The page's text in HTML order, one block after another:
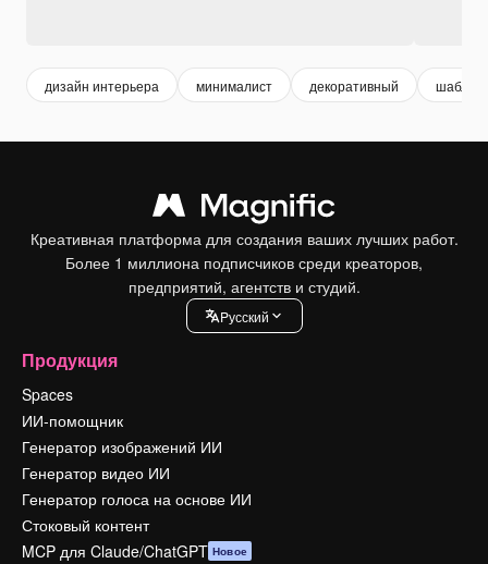
дизайн интерьера минималист декоративный шаблон
Креативная платформа для создания ваших лучших работ.
Более 1 миллиона подписчиков среди креаторов,
предприятий, агентств и студий.
Pусский
Продукция
Spaces
ИИ-помощник
Генератор изображений ИИ
Генератор видео ИИ
Генератор голоса на основе ИИ
Стоковый контент
MCP для Claude/ChatGPT Новое